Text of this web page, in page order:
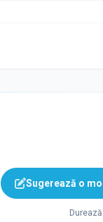
Sugerează o